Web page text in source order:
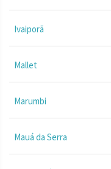
Ivaiporã
Mallet
Marumbi
Mauá da Serra